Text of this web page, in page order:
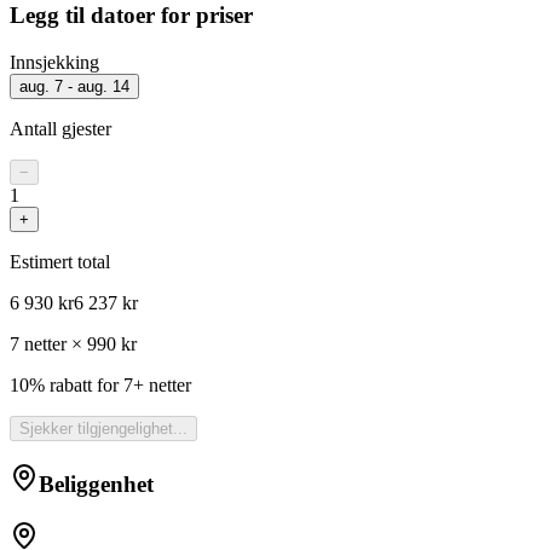
Legg til datoer for priser
Innsjekking
aug. 7 - aug. 14
Antall gjester
−
1
+
Estimert total
6 930 kr6 237 kr
7 netter × 990 kr
10% rabatt for 7+ netter
Sjekker tilgjengelighet...
Beliggenhet